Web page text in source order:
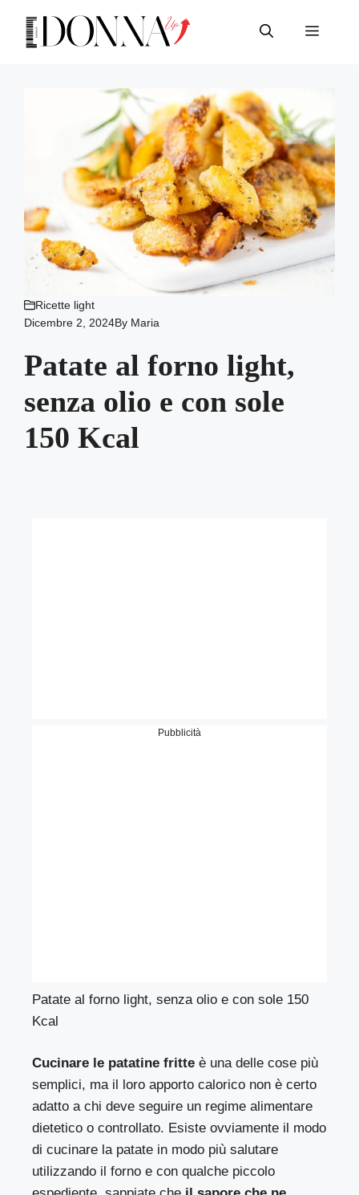
contenuto
Menu
Ricette light
Dicembre 2, 2024By Maria
Patate al forno light,
senza olio e con sole
150 Kcal
Pubblicità
Patate al forno light, senza olio e con sole 150
Kcal
Cucinare le patatine fritte è una delle cose più
semplici, ma il loro apporto calorico non è certo
adatto a chi deve seguire un regime alimentare
dietetico o controllato. Esiste ovviamente il modo
di cucinare la patate in modo più salutare
utilizzando il forno e con qualche piccolo